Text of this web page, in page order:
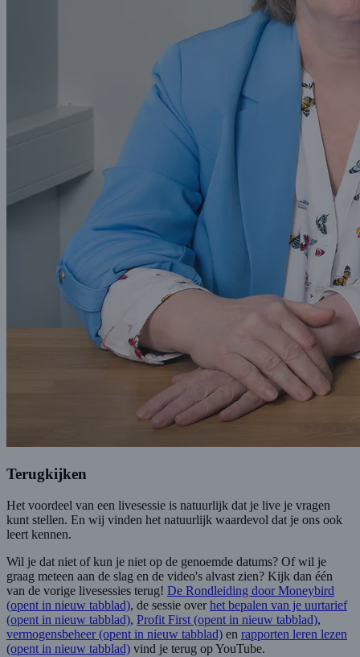
Terugkijken
Het voordeel van een livesessie is natuurlijk dat je live je vragen
kunt stellen. En wij vinden het natuurlijk waardevol dat je ons ook
leert kennen.
Wil je dat niet of kun je niet op de genoemde datums? Of wil je
graag meteen aan de slag en de video's alvast zien? Kijk dan één
van de vorige livesessies terug! De Rondleiding door Moneybird
(opent in nieuw tabblad), de sessie overhet bepalen van je uurtarief
(opent in nieuw tabblad), Profit First (opent in nieuw tabblad),
vermogensbeheer(opent in nieuw tabblad) en rapporten leren lezen
(opent in nieuw tabblad) vind je terug op YouTube.